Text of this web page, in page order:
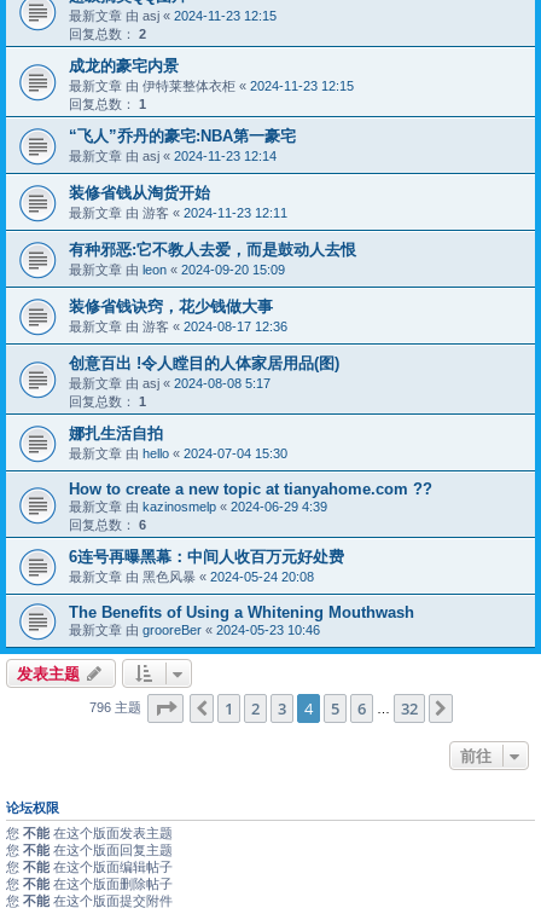
最新文章 由 asj « 2024-11-23 12:15
回复总数： 2
成龙的豪宅内景
最新文章 由 伊特莱整体衣柜 « 2024-11-23 12:15
回复总数： 1
“飞人”乔丹的豪宅:NBA第一豪宅
最新文章 由 asj « 2024-11-23 12:14
装修省钱从淘货开始
最新文章 由 游客 « 2024-11-23 12:11
有种邪恶:它不教人去爱，而是鼓动人去恨
最新文章 由 leon « 2024-09-20 15:09
装修省钱诀窍，花少钱做大事
最新文章 由 游客 « 2024-08-17 12:36
创意百出 !令人瞠目的人体家居用品(图)
最新文章 由 asj « 2024-08-08 5:17
回复总数： 1
娜扎生活自拍
最新文章 由 hello « 2024-07-04 15:30
How to create a new topic at tianyahome.com ??
最新文章 由 kazinosmelp « 2024-06-29 4:39
回复总数： 6
6连号再曝黑幕：中间人收百万元好处费
最新文章 由 黑色风暴 « 2024-05-24 20:08
The Benefits of Using a Whitening Mouthwash
最新文章 由 grooreBer « 2024-05-23 10:46
发表主题
796 主题 分页：4 32
上一页
1 2 3 4 5 6 32
前往
论坛权限
您 不能 在这个版面发表主题
您 不能 在这个版面回复主题
您 不能 在这个版面编辑帖子
您 不能 在这个版面删除帖子
您 不能 在这个版面提交附件